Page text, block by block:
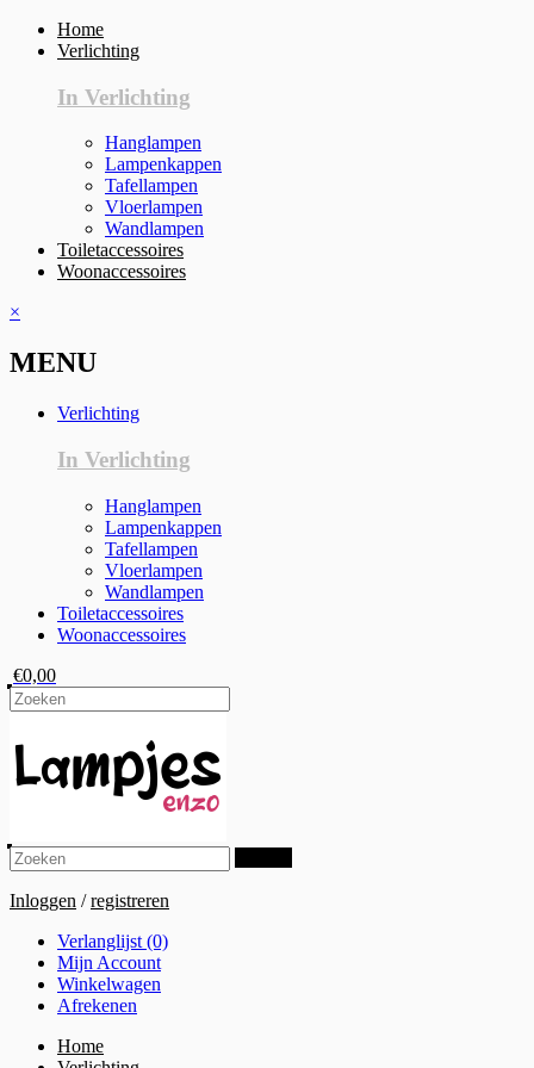
Home
Verlichting
In Verlichting
Hanglampen
Lampenkappen
Tafellampen
Vloerlampen
Wandlampen
Toiletaccessoires
Woonaccessoires
×
MENU
Verlichting
In Verlichting
Hanglampen
Lampenkappen
Tafellampen
Vloerlampen
Wandlampen
Toiletaccessoires
Woonaccessoires
€0,00
Inloggen /registreren
Verlanglijst (0)
Mijn Account
Winkelwagen
Afrekenen
Home